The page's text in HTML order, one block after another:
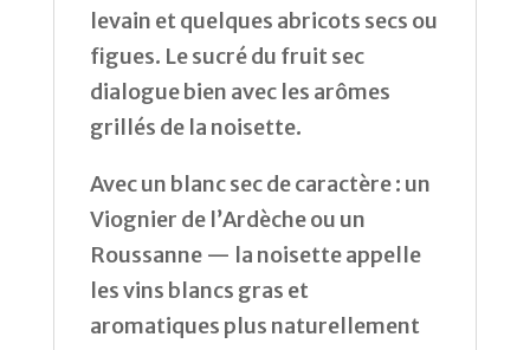
levain et quelques abricots secs ou
figues. Le sucré du fruit sec
dialogue bien avec les arômes
grillés de la noisette.
Avec un blanc sec de caractère : un
Viognier de l’Ardèche ou un
Roussanne — la noisette appelle
les vins blancs gras et
aromatiques plus naturellement